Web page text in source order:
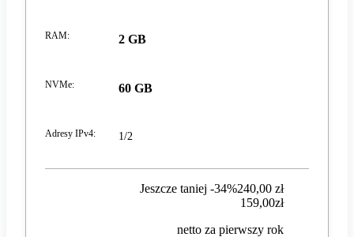
RAM: 2 GB
NVMe: 60 GB
Adresy IPv4: 1/2
Jeszcze taniej -34%240,00 zł
159,00 zł
159,00zł
netto za pierwszy rok